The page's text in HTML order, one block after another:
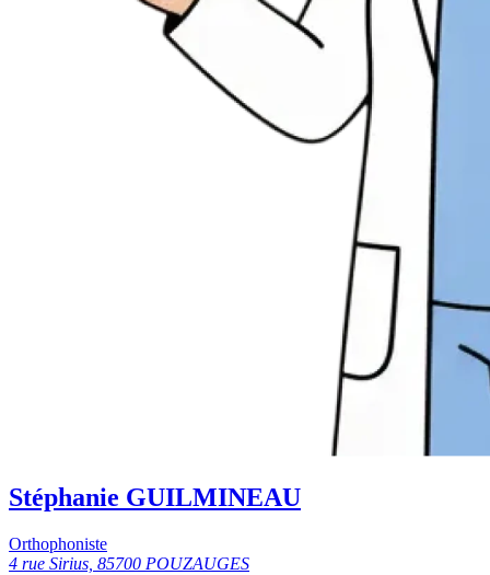
Stéphanie GUILMINEAU
Orthophoniste
4 rue Sirius, 85700 POUZAUGES